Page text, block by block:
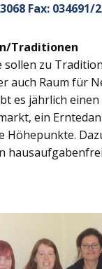
Fax: 034691/
Traditionen
sollen zu
auch Raum für
es jährlich einen
ein
Höhepunkte.